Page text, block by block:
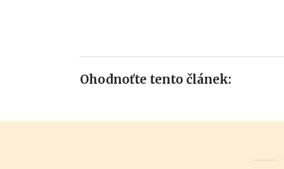
Ohodnoťte tento článek: